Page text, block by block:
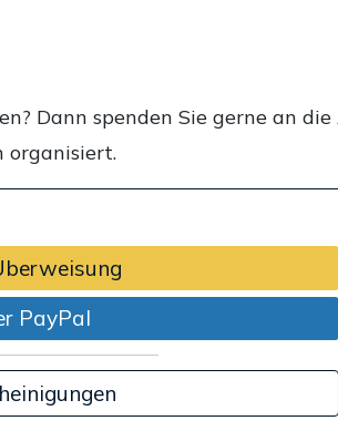
Dann spenden Sie gerne an die
organisiert.
PayPal